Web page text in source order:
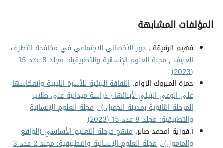
المؤلفات المشابهة
فهيم الرقيقة , دور الأخصائي الاجتماعي في مكافحة التطرف
العنيف,
مجلة العلوم الإنسانية والتطبيقية: مجلد 8 عدد 15
(2023)
حمزة المبروك الزوام, الثقافة البيئية للأسرة الليبية وانعكاسها
على الوعي البيئي لأبنائها ( دراسة ميدانية على طلاب
المرحلة الثانوية بمدينة الجميل ), مجلة العلوم الإنسانية
والتطبيقية: مجلد 8 عدد 15 (2023)
أ.فوزية امحمد صابر, منهج مرحلة التعليم الأساسي (الواقع
والمأمول),
مجلة العلوم الإنسانية والتطبيقية: مجلد 2 عدد 3